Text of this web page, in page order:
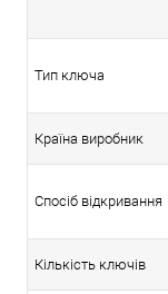
Тип ключа
Країна виробник
Спосіб відкривання
Кількість ключів